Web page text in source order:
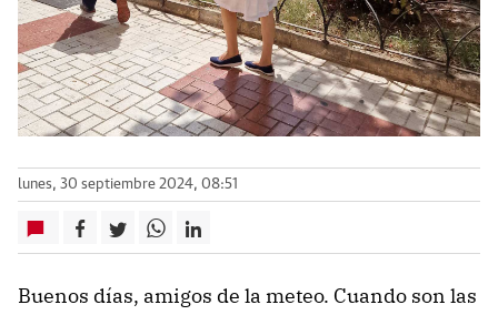
lunes, 30 septiembre 2024, 08:51
Buenos días, amigos de la meteo. Cuando son las